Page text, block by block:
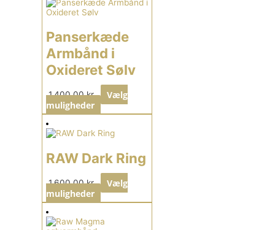
Panserkæde
Armbånd i
Oxideret Sølv
1.400,00kr.
Vælg
muligheder
RAW Dark Ring
1.600,00kr.
Vælg
muligheder